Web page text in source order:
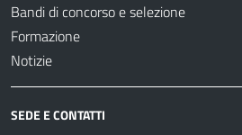
Bandi di concorso e selezione
Formazione
Notizie
SEDE E CONTATTI